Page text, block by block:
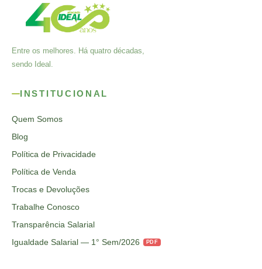
Entre os melhores. Há quatro décadas,
sendo Ideal.
INSTITUCIONAL
Quem Somos
Blog
Política de Privacidade
Política de Venda
Trocas e Devoluções
Trabalhe Conosco
Transparência Salarial
Igualdade Salarial — 1° Sem/2026
PDF